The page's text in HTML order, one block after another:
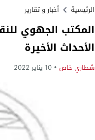
الرئيسية أخبار و تقارير
المكتب الجهوي
الأحداث الأخيرة
شطاري خاص 10 يناير 2022